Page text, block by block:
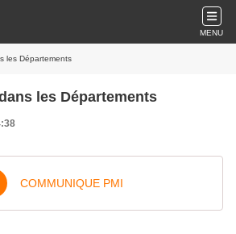
MENU
les Départements
les Départements
COMMUNIQUE PMI